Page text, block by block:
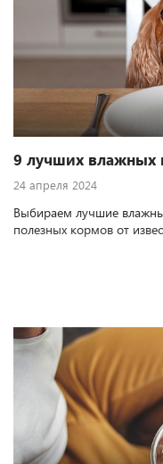
9 лучших влажных
24 апреля 2024
Выбираем лучшие
полезных кормов от